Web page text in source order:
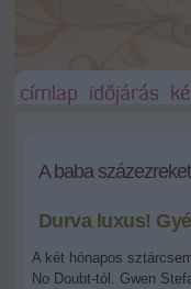
címlap időjárás
A baba
Durva luxus!
A két hónapos
No Doubt-tól. Gwen